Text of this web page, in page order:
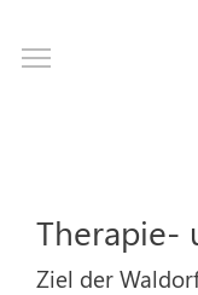
Therapie-
Ziel der